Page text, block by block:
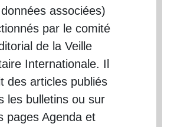
associées)
par le comité
de la Veille
Internationale. Il
des articles publiés
les bulletins ou sur
pages Agenda et